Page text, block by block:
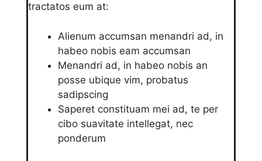
tractatos eum at:
Alienum accumsan menandri ad, in
habeo nobis eam accumsan
Menandri ad, in habeo nobis an
posse ubique vim, probatus
sadipscing
Saperet constituam mei ad, te per
cibo suavitate intellegat, nec
ponderum